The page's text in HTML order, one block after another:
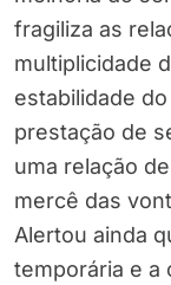
fragiliza as
multiplicidade
estabilidade
prestação de
uma relação
mercê das
Alertou ainda
temporária e a